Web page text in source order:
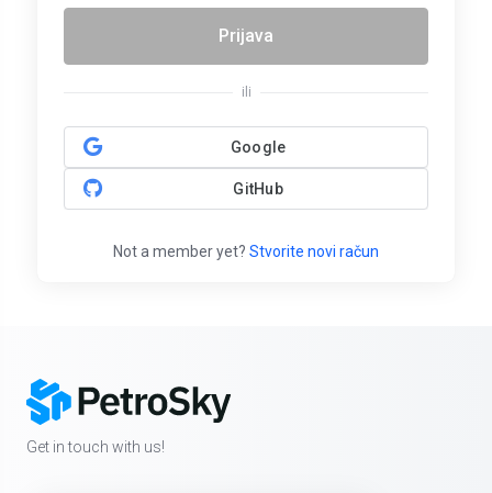
Prijava
ili
Google
GitHub
Not a member yet? Stvorite novi račun
Get in touch with us!